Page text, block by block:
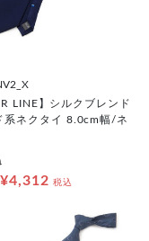
LINE】シルクブレンド
系ネクタイ 8.0cm幅/ネ
¥4,312 税込